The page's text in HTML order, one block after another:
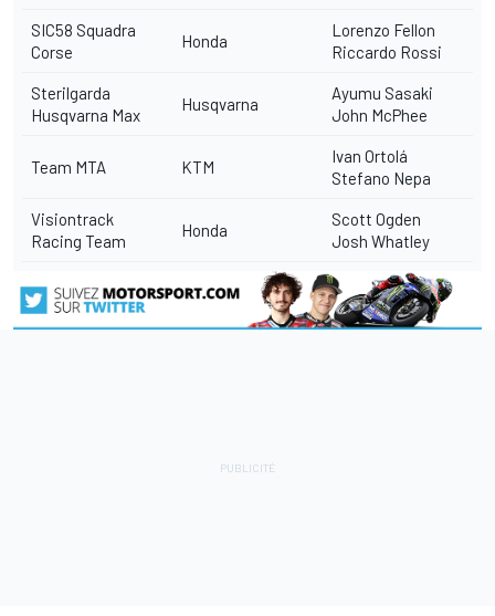
SIC58 Squadra
Corse
Honda
Lorenzo Fellon
Riccardo Rossi
Sterilgarda
Husqvarna Max
Husqvarna
Ayumu Sasaki
John McPhee
Team MTA KTM
Ivan Ortolá
Stefano Nepa
Visiontrack
Racing Team
Honda
Scott Ogden
Josh Whatley